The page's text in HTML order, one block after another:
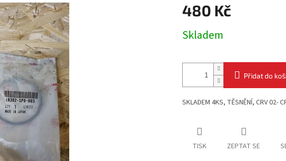
480 Kč
cena:
Skladem
Přidat do
SKLADEM 4KS, TĚSNĚNÍ, CRV 02-
TISK ZEPTAT SE